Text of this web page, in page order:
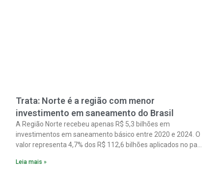
Trata: Norte é a região com menor
investimento em saneamento do Brasil
A Região Norte recebeu apenas R$ 5,3 bilhões em
investimentos em saneamento básico entre 2020 e 2024. O
valor representa 4,7% dos R$ 112,6 bilhões aplicados no país
Brasil em parceria com a GO Associados.
Leia mais »